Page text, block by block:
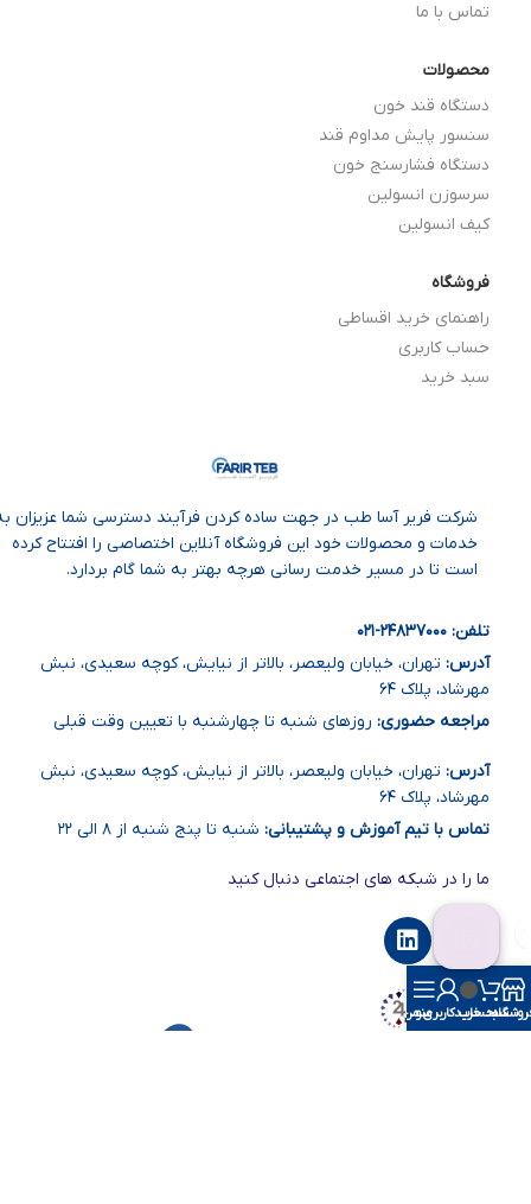
تماس با ما
محصولات
دستگاه قند خون
سنسور پایش مداوم قند
دستگاه فشارسنج خون
سرسوزن انسولین
کیف انسولین
فروشگاه
راهنمای خرید اقساطی
حساب کاربری
سبد خرید
شرکت فریر آسا طب در جهت ساده‌ کردن فرآیند دسترسی شما عزیزان
خدمات و محصولات خود این فروشگاه آنلاین اختصاصی را افتتاح کرده
است تا در مسیر خدمت رسانی هرچه بهتر به شما گام بردارد.
تلفن: ۲۴۸۳۷۰۰۰ -۰۲۱
آدرس: تهران، خیابان ولیعصر، بالاتر از نیایش، کوچه سعیدی، نبش
مهرشاد، پلاک ۶۴
مراجعه حضوری: روزهای شنبه تا چهارشنبه با تعیین وقت قبلی
آدرس: تهران، خیابان ولیعصر، بالاتر از نیایش، کوچه سعیدی، نبش
مهرشاد، پلاک ۶۴
تماس با تیم آموزش و پشتیبانی: شنبه تا پنج شنبه از ۸ الی ۲۲
ما را در شبکه های اجتماعی دنبال کنید
سبد خرید
حساب کاربری من
منو